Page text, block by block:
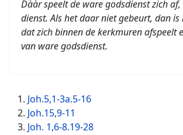
Dààr speelt de ware godsdienst zich
dienst. Als het daar niet gebeurt, dan is
dat zich binnen de kerkmuren afspeelt
van ware godsdienst.
Joh.5,1-3a.5-16
Joh.15,9-11
Joh. 1,6-8.19-28